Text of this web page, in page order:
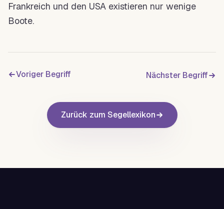
Frankreich und den USA existieren nur wenige
Boote.
Voriger Begriff Nächster Begriff
Zurück zum Segellexikon